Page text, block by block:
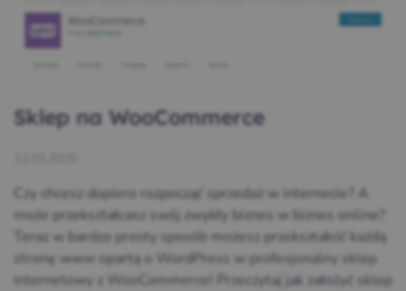
Sklep na WooCommerce
Czy chcesz dopiero rozpocząć sprzedaż w internecie? A
może przekształcasz swój zwykły biznes w biznes online?
Teraz w bardzo prosty sposób możesz przekształcić każdą
stronę www opartą o WordPress w profesjonalny sklep
internetowy z WooCommerce! Przeczytaj jak założyć sklep